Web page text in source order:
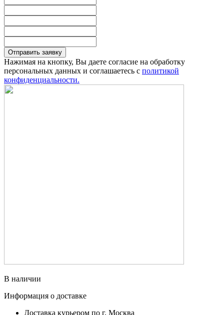
Отправить заявку
Нажимая на кнопку, Вы даете согласие на обработку
персональных данных и соглашаетесь с политикой
конфиденциальности.
В наличии
Информация о доставке
Доставка курьером по г. Москва